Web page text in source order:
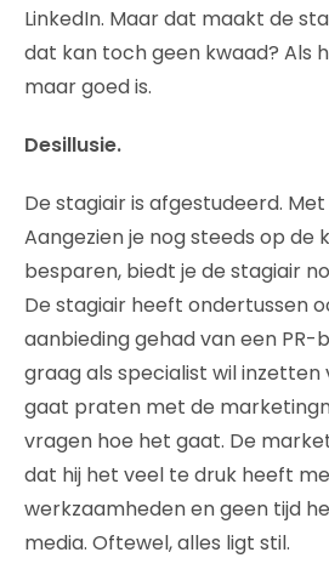
LinkedIn. Maar dat maakt de
dat kan toch geen kwaad? Als
maar goed is.
Desillusie.
De stagiair is afgestudeerd.
Aangezien je nog steeds op de
besparen, biedt je de stagiair
De stagiair heeft ondertussen
aanbieding gehad van een PR-
graag als specialist wil inzetten
gaat praten met de
vragen hoe het gaat. De
dat hij het veel te druk heeft
werkzaamheden en geen tijd
media. Oftewel, alles ligt stil.